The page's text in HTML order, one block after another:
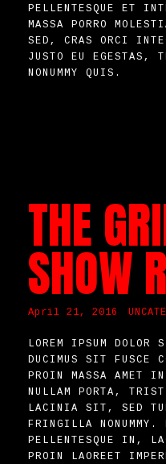
PELLENTESQUE ET
MASSA PORRO
SED, CRAS ORCI
JUSTO EU EGESTAS,
NONUMMY QUIS.
THE
SHOW
April 21, 2016
LOREM IPSUM DOLOR
DUCIMUS SIT FUSCE
PROIN MASSA AMET
NULLAM PORTA,
LACINIA SIT, SED
FRINGILLA
PELLENTESQUE IN,
PROIN LAOREET